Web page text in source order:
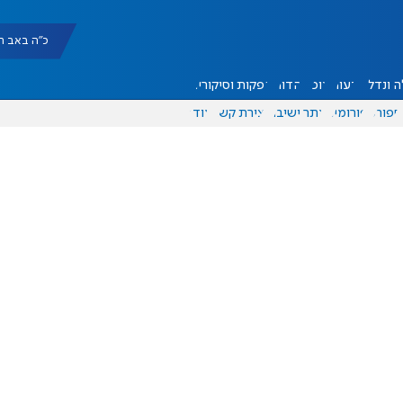
כ"ה באב תשפ"ו
ונדל"ן דעות אוכל יהדות הפקות וסיקורים
ספורט פורומים אתר ישיבה יצירת קשר עוד